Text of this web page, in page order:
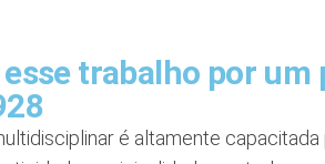
esse trabalho por
é altamente